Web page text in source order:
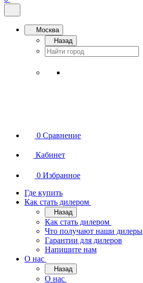
Москва
Назад
0 Сравнение
Кабинет
0 Избранное
Где купить
Как стать дилером
Назад
Как стать дилером
Что получают наши дилеры
Гарантии для дилеров
Напишите нам
О нас
Назад
О нас